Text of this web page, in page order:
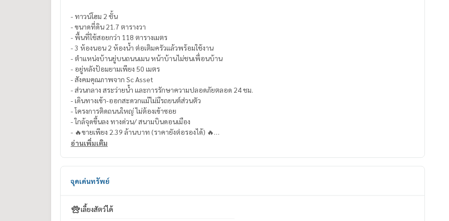
- ทาวน์โฮม 2 ชั้น
- ขนาดที่ดิน 21.7 ตารางวา
- พื้นที่ใช้สอยกว่า 118 ตารางเมตร
- 3 ห้องนอน 2 ห้องน้ำ ต่อเติมครัวแล้วพร้อมใช้งาน
- ตำแหน่งบ้านยู่บนถนนเมน หน้าบ้านไม่ชนเพื่อนบ้าน
- อยู่หลังป้อมยามเพียง 50 เมตร
- สังคมคุณภาพจาก Sc Asset
- ส่วนกลาง สระว่ายน้ำ และการรักษาความปลอดภัยตลอด 24 ชม.
- เดินทางเข้า-ออกสะดวกแม้ไม่มีรถยนต์ส่วนตัว
- โครงการติดถนนใหญ่ ไม่ต้องเข้าซอย
- ใกล้จุดขึ้นลง ทางด่วน/ สนามบินดอนเมือง
- 🔥ขายเพียง 2.39 ล้านบาท (ราคายังต่อรองได้) 🔥
___________________________
www.bestpropertycenter.com
#BestPropertyCenter #นายหน้ามืออาชีพ #นักปิดการขาย #ผู้เชี่ยวชายงานขายอสังหาริมทรัพย์ #ที่ปรึกษาด้านงานอสั
งหาริมทรัพย์ #วัชรพล #สายไหม #ทาวน์เโฮมวัชรพล #วิสต้าอเวนิว #SCAsset #บ้านใกล้ทางด่วน
อ่านเพิ่มเติม
จุดเด่นทรัพย์
เลี้ยงสัตว์ได้